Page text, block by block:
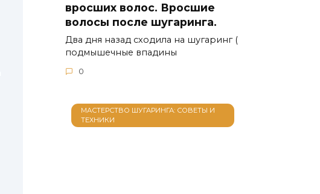
вросших волос. Вросшие
волосы после шугаринга.
Два дня назад сходила на шугаринг (
подмышечные впадины
0
МАСТЕРСТВО ШУГАРИНГА: СОВЕТЫ И
ТЕХНИКИ